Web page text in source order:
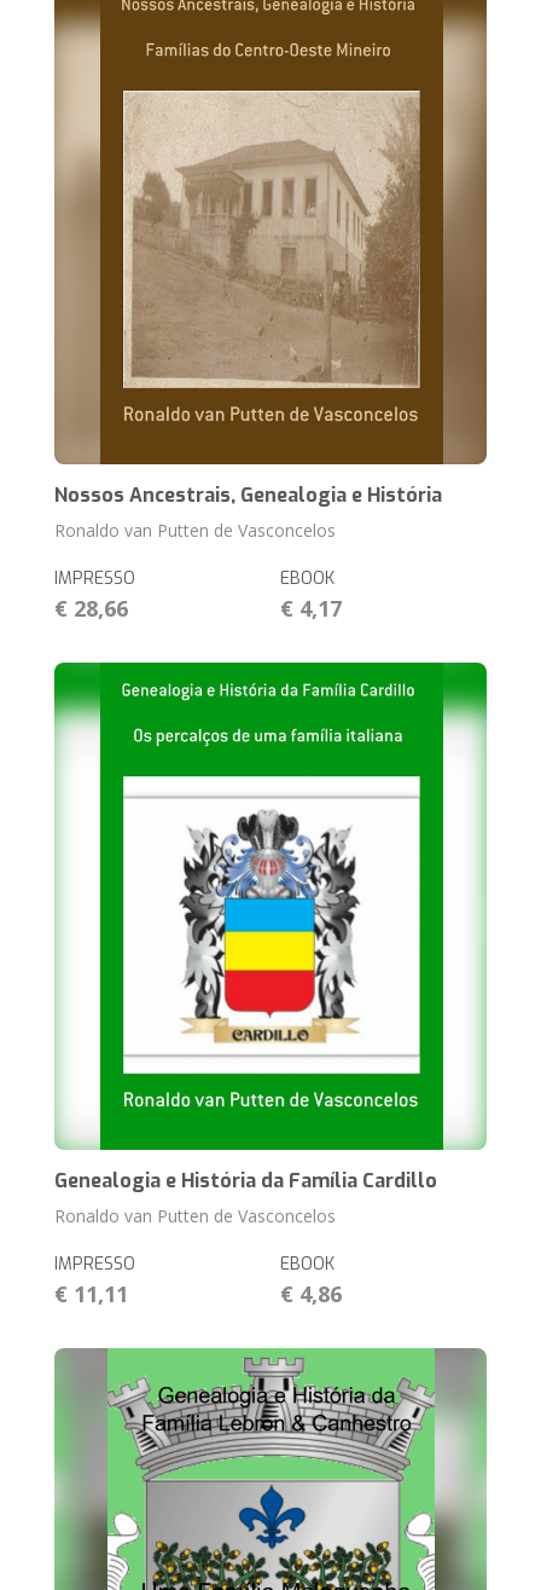
Nossos Ancestrais, Genealogia e História
Ronaldo van Putten de Vasconcelos
IMPRESSO
€ 28,66
EBOOK
€ 4,17
Genealogia e História da Família Cardillo
Ronaldo van Putten de Vasconcelos
IMPRESSO
€ 11,11
EBOOK
€ 4,86